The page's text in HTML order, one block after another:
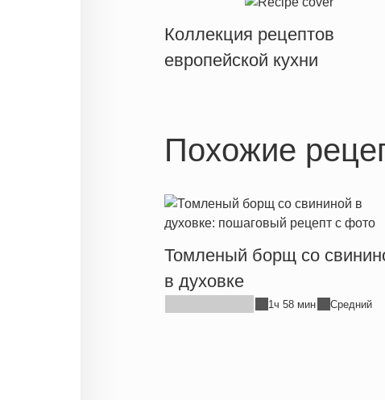
Коллекция рецептов
европейской кухни
Похожие
Томленый борщ со
в духовке
1ч 58 мин Средний